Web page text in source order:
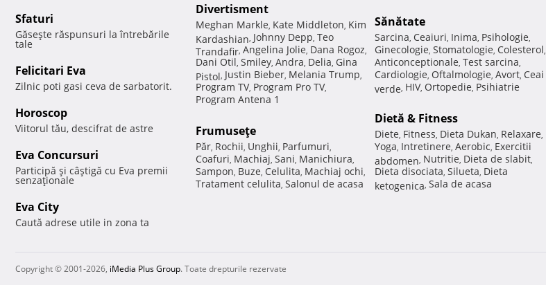
Sfaturi
Găseşte răspunsuri la întrebările
tale
Felicitari Eva
Zilnic poti gasi ceva de sarbatorit.
Horoscop
Viitorul tău, descifrat de astre
Eva Concursuri
Participă şi câştigă cu Eva premii
senzaţionale
Eva City
Caută adrese utile in zona ta
Divertisment
Meghan Markle, Kate Middleton, Kim
Kardashian, Johnny Depp, Teo
Trandafir, Angelina Jolie, Dana Rogoz,
Dani Otil, Smiley, Andra, Delia, Gina
Pistol, Justin Bieber, Melania Trump,
Program TV, Program Pro TV,
Program Antena 1
Frumuseţe
Păr, Rochii, Unghii, Parfumuri,
Coafuri, Machiaj, Sani, Manichiura,
Sampon, Buze, Celulita, Machiaj ochi,
Tratament celulita, Salonul de acasa
Sănătate
Sarcina, Ceaiuri, Inima, Psihologie,
Ginecologie, Stomatologie, Colesterol,
Anticonceptionale, Test sarcina,
Cardiologie, Oftalmologie, Avort, Ceai
verde, HIV, Ortopedie, Psihiatrie
Dietă & Fitness
Diete, Fitness, Dieta Dukan, Relaxare,
Yoga, Intretinere, Aerobic, Exercitii
abdomen, Nutritie, Dieta de slabit,
Dieta disociata, Silueta, Dieta
ketogenica, Sala de acasa
Copyright © 2001-2026, iMedia Plus Group. Toate drepturile rezervate